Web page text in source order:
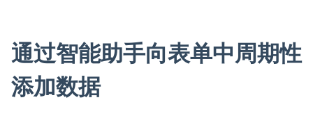
通过智能助手向表单中周期性
添加数据